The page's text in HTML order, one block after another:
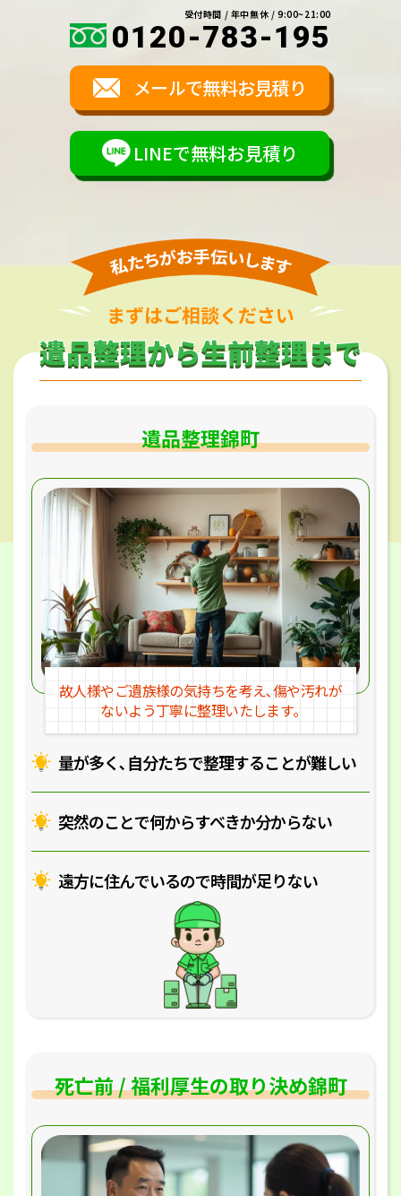
受付時間 / 年中無休 / 9:00~21:00
0120-783-195
メールで無料お見積り
LINEで無料お見積り
まずはご相談ください
遺品整理から生前整理まで
遺品整理から生前整理まで
遺品整理錦町
量が多く､自分たちで整理することが難しい
突然のことで何からすべきか分からない
遠方に住んでいるので時間が足りない
故人様やご遺族様の気持ちを考え､傷や汚れが
ないよう丁寧に整理いたします｡
死亡前 / 福利厚生の取り決め錦町